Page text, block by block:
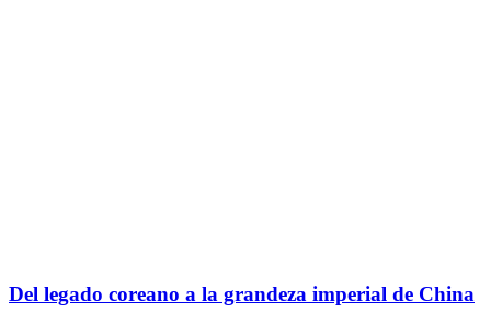
Del legado coreano a la grandeza imperial de China